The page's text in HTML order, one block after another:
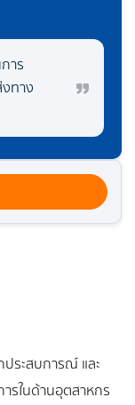
าร
ทาง
ระสบการณ์ และ
รในด้านอุตสาหกร